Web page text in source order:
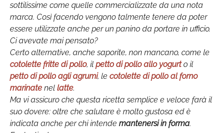
sottilissime come quelle commercializzate da una nota
marca. Così facendo vengono talmente tenere da poter
essere utilizzate anche per un panino da portare in ufficio.
Ci avevate mai pensato?
Certo alternative, anche saporite, non mancano, come le
cotolette fritte di pollo, il petto di pollo allo yogurto il
petto di pollo agli agrumi, le cotolette di pollo al forno
marinate nel latte.
Ma vi assicuro che questa ricetta semplice e veloce farà il
suo dovere: oltre che salutare è molto gustosa ed è
indicata anche per chi intende mantenersi in forma.